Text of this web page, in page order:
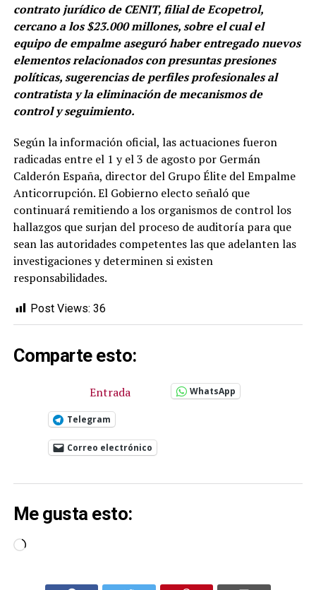
contrato jurídico de CENIT, filial de Ecopetrol,
cercano a los $23.000 millones, sobre el cual el
equipo de empalme aseguró haber entregado nuevos
elementos relacionados con presuntas presiones
políticas, sugerencias de perfiles profesionales al
contratista y la eliminación de mecanismos de
control y seguimiento.
Según la información oficial, las actuaciones fueron
radicadas entre el 1 y el 3 de agosto por Germán
Calderón España, director del Grupo Élite del Empalme
Anticorrupción. El Gobierno electo señaló que
continuará remitiendo a los organismos de control los
hallazgos que surjan del proceso de auditoría para que
sean las autoridades competentes las que adelanten las
investigaciones y determinen si existen
responsabilidades.
Post Views: 36
Comparte esto:
Entrada WhatsApp
Telegram
Correo electrónico
Me gusta esto:
Cargando...